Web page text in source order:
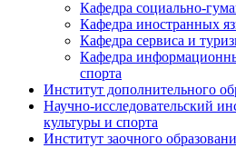
Кафедра социально-
Кафедра иностранных
Кафедра сервиса и
Кафедра
спорта
Институт дополнительного
Научно-исследовательский
культуры и спорта
Институт заочного